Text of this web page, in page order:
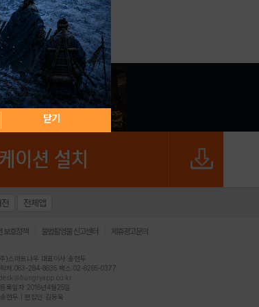
기 회원가입
닫기
전체앱
보호정책 불법촬영물 신고센터 제휴광고문의
)스마트나우 대표이사:송현두
락처:063-284-8635 팩스:02-6265-0377
록일자:2016년4월25일
현두 | 편집인:김동욱